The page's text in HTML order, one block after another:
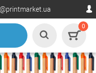
0